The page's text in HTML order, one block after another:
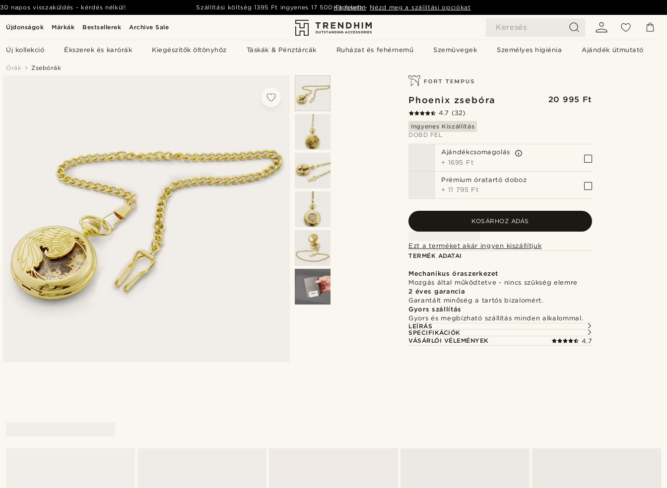
Újdonságok Márkák Bestsellerek Archive Sale Keresés
Új kollekció Ékszerek és karórák Kiegészítők öltönyhöz Táskák & Pénztárcák Ruházat és fehérnemű Szemüvegek Személyes higiénia Ajándék útmutató
30 napos visszaküldés - kérdés nélkül! Szállítási költség1395 Ft ingyenes 17 500 Ft felett- Nézd meg a szállítási opciókat
Kapcsolat
Órák Zsebórák
Phoenix zsebóra 20 995 Ft
4.7 (32)
Ingyenes Kiszállítás
DOBD FEL
Ajándékcsomagolás
+ 1695 Ft
Prémium óratartó doboz
+ 11 795 Ft
KOSÁRHOZ ADÁS
Ezt a terméket akár ingyen kiszállítjuk
TERMÉK ADATAI
Mechanikus óraszerkezet
Mozgás által működtetve - nincs szükség elemre
2 éves garancia
Garantált minőség a tartós bizalomért.
Gyors szállítás
Gyors és megbízható szállítás minden alkalommal.
LEÍRÁS
SPECIFIKÁCIÓK
VÁSÁRLÓI VÉLEMÉNYEK
4.7